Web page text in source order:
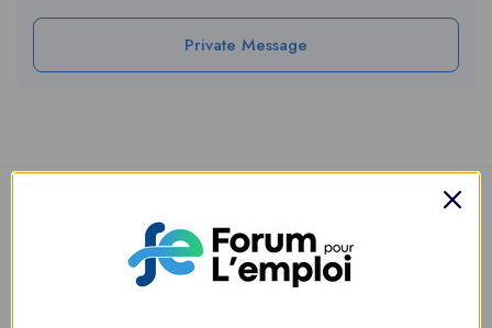
Private Message